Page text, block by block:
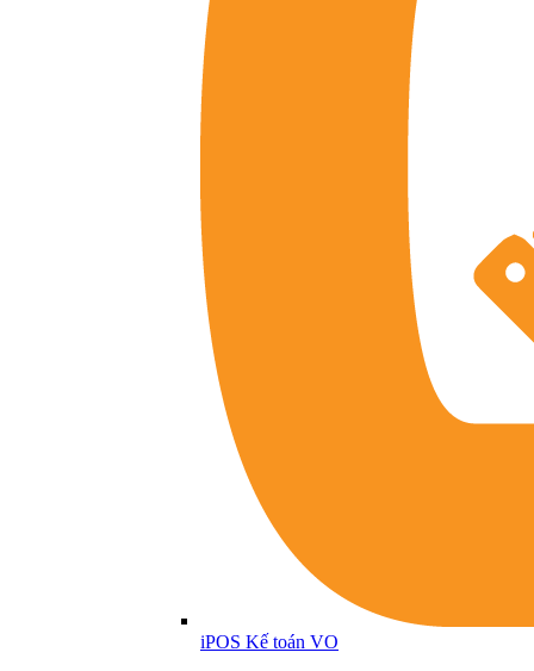
iPOS Kế toán VO